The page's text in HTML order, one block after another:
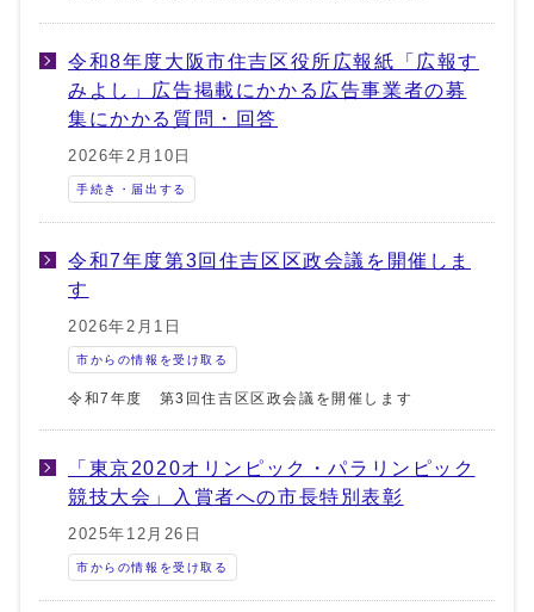
令和8年度大阪市住吉区役所広報紙「広報す
みよし」広告掲載にかかる広告事業者の募
集にかかる質問・回答
2026年2月10日
手続き・届出する
令和7年度第3回住吉区区政会議を開催しま
す
2026年2月1日
市からの情報を受け取る
令和7年度 第3回住吉区区政会議を開催します
「東京2020オリンピック・パラリンピック
競技大会」入賞者への市長特別表彰
2025年12月26日
市からの情報を受け取る